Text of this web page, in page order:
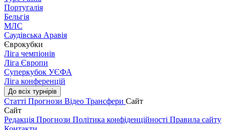
Португалія
Бельгія
МЛС
Саудівська Аравія
Єврокубки
Ліга чемпіонів
Ліга Європи
Суперкубок УЄФА
Ліга конференцій
До всіх турнірів
Статті Прогнози Відео Трансфери Сайт
Сайт
Редакція Прогнози Політика конфіденційності Правила сайту